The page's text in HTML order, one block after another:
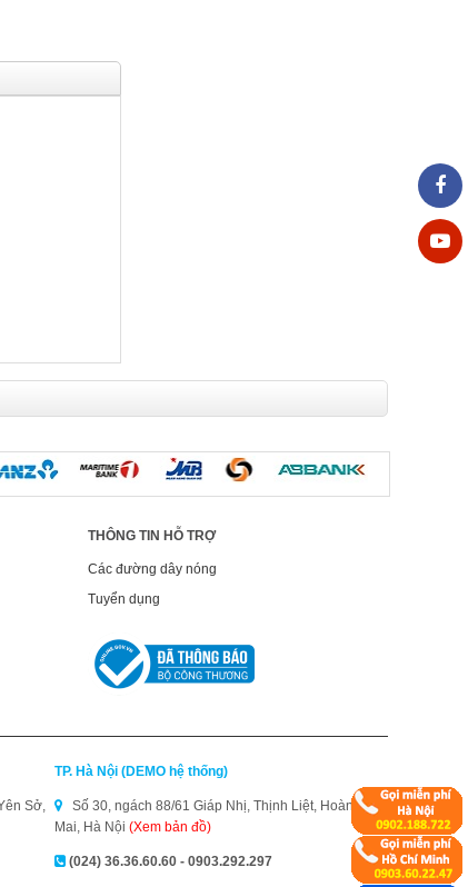
THÔNG TIN HỖ TRỢ
Các đường dây nóng
Tuyển dụng
Sở,
TP. Hà Nội (DEMO hệ thống)
Số 30, ngách 88/61 Giáp Nhị, Thịnh Liệt, Hoàng
Mai, Hà Nội (Xem bản đồ)
(024) 36.36.60.60 - 0903.292.297